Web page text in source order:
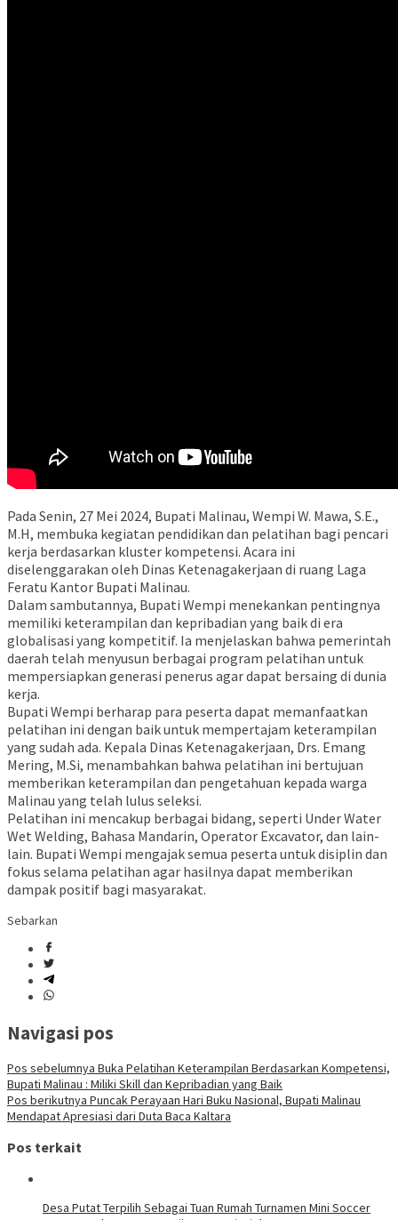
Pada Senin, 27 Mei 2024, Bupati Malinau, Wempi W. Mawa, S.E.,
M.H, membuka kegiatan pendidikan dan pelatihan bagi pencari
kerja berdasarkan kluster kompetensi. Acara ini
diselenggarakan oleh Dinas Ketenagakerjaan di ruang Laga
Feratu Kantor Bupati Malinau.
Dalam sambutannya, Bupati Wempi menekankan pentingnya
memiliki keterampilan dan kepribadian yang baik di era
globalisasi yang kompetitif. Ia menjelaskan bahwa pemerintah
daerah telah menyusun berbagai program pelatihan untuk
mempersiapkan generasi penerus agar dapat bersaing di dunia
kerja.
Bupati Wempi berharap para peserta dapat memanfaatkan
pelatihan ini dengan baik untuk mempertajam keterampilan
yang sudah ada. Kepala Dinas Ketenagakerjaan, Drs. Emang
Mering, M.Si, menambahkan bahwa pelatihan ini bertujuan
memberikan keterampilan dan pengetahuan kepada warga
Malinau yang telah lulus seleksi.
Pelatihan ini mencakup berbagai bidang, seperti Under Water
Wet Welding, Bahasa Mandarin, Operator Excavator, dan lain-
lain. Bupati Wempi mengajak semua peserta untuk disiplin dan
fokus selama pelatihan agar hasilnya dapat memberikan
dampak positif bagi masyarakat.
Sebarkan
Navigasi pos
Pos sebelumnya Buka Pelatihan Keterampilan Berdasarkan Kompetensi,
Bupati Malinau : Miliki Skill dan Kepribadian yang Baik
Pos berikutnya Puncak Perayaan Hari Buku Nasional, Bupati Malinau
Mendapat Apresiasi dari Duta Baca Kaltara
Pos terkait
Desa Putat Terpilih Sebagai Tuan Rumah Turnamen Mini Soccer